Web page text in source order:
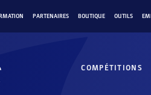
PARTENAIRES BOUTIQUE OUTILS
COMPÉTITIONS